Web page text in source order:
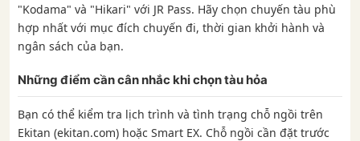
"Kodama" và "Hikari" với JR Pass. Hãy chọn chuyến tàu phù
hợp nhất với mục đích chuyến đi, thời gian khởi hành và
ngân sách của bạn.
Những điểm cần cân nhắc khi chọn tàu hỏa
Bạn có thể kiểm tra lịch trình và tình trạng chỗ ngồi trên
Ekitan (ekitan.com) hoặc Smart EX. Chỗ ngồi cần đặt trước